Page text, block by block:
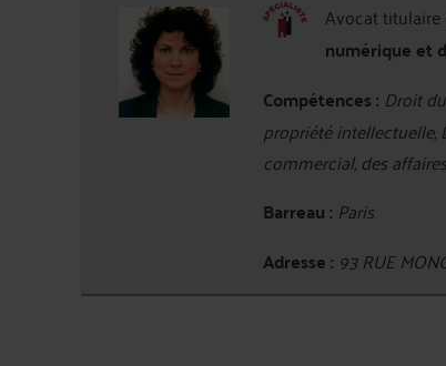
Avocat
numérique et
Compétences : Droit
propriété intellectuelle,
commercial, des
Barreau : Paris
Adresse : 93 RUE